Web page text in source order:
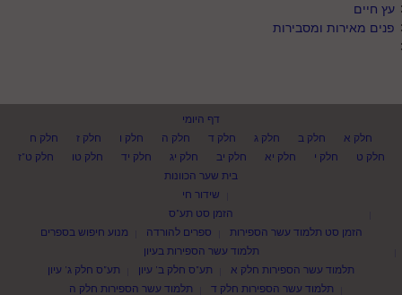
עץ חיים
פנים מאירות ומסבירות
דף היומי
חלק א
חלק ב חלק ג חלק ד חלק ה חלק ו חלק ז
חלק ח
חלק ט
חלק י חלק יא חלק יב חלק יג חלק יד חלק טו
חלק ט"ז
בית שער הכוונות
שידור חי
הזמן סט תע"ס
הזמן סט תלמוד עשר הספירות
ספרים להורדה
מנוע חיפוש בספרים
תלמוד עשר הספירות בעיון
תלמוד עשר הספירות חלק א
תע"ס חלק ב' עיון
תע"ס חלק ג' עיון
תלמוד עשר הספירות חלק ד
תלמוד עשר הספירות חלק ה